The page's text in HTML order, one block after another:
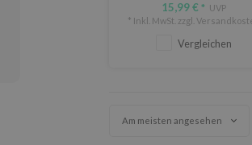
– einem 3-in-1-Peeling, das
entfernt und gleichzeitig
15,99 € * UVP
* Inkl. MwSt. zzgl.
Vergleichen
Am meisten angesehen